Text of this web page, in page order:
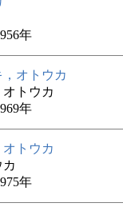
年
オトウカ
トウカ
年
トウカ
年